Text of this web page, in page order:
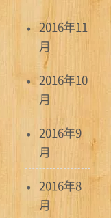
2016年11
月
2016年10
月
2016年9
月
2016年8
月